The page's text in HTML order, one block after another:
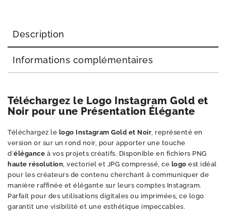
Description
Informations complémentaires
Téléchargez le Logo Instagram Gold et
Noir pour une Présentation Élégante
Téléchargez le logo Instagram Gold et Noir , représenté en
version or sur un rond noir, pour apporter une touche
d’élégance à vos projets créatifs. Disponible en fichiers PNG
haute résolution , vectoriel et JPG compressé, ce logo est idéal
pour les créateurs de contenu cherchant à communiquer de
manière raffinée et élégante sur leurs comptes Instagram.
Parfait pour des utilisations digitales ou imprimées, ce logo
garantit une visibilité et une esthétique impeccables.